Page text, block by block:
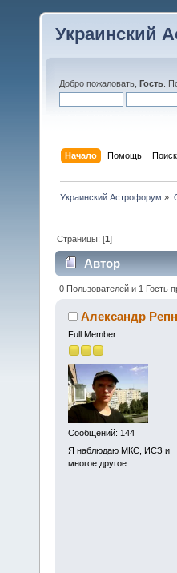
Украинский
Добро пожаловать, Гость .
Начало Помощь Поиск
Украинский Астрофорум »
Страницы: [1]
Автор
0 Пользователей и 1 Гость
Александр
Full Member
Сообщений: 144
Я наблюдаю МКС, ИСЗ и
многое другое.